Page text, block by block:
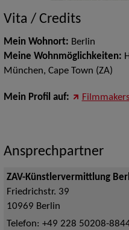
Vita / Credits
Mein Wohnort: Berlin
Meine Wohnmöglichkeiten:
München, Cape Town (ZA)
Mein Profil auf: Filmmakers
Ansprechpartner
ZAV-Künstlervermittlung
Friedrichstr. 39
10969 Berlin
Telefon: +49 228 50208-